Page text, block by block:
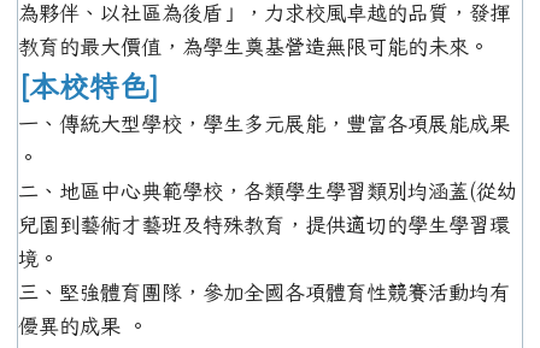
為夥伴、以社區為後盾」，力求校風卓越的品質，發揮
教育的最大價值，為學生奠基營造無限可能的未來。
[本校特色]
一、傳統大型學校，學生多元展能，豐富各項展能成果
。
二、地區中心典範學校，各類學生學習類別均涵蓋(從幼
兒園到藝術才藝班及特殊教育，提供適切的學生學習環
境。
三、堅強體育團隊，參加全國各項體育性競賽活動均有
優異的成果 。